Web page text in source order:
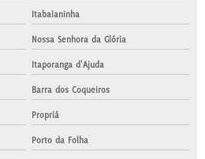
Itabaianinha
Nossa Senhora da Glória
Itaporanga d'Ajuda
Barra dos Coqueiros
Propriá
Porto da Folha